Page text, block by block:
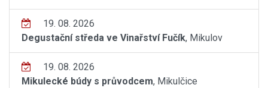
19. 08. 2026
Degustační středa ve Vinařství Fučík, Mikulov
19. 08. 2026
Mikulecké búdy s průvodcem, Mikulčice